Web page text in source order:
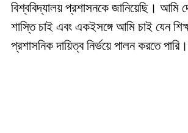
বিশ্ববিদ্যালয় প্রশাসনকে জানিয়েছি। আমি
শাস্তি চাই এবং একইসঙ্গে আমি চাই যেন
প্রশাসনিক দায়িত্ব নির্ভয়ে পালন করতে